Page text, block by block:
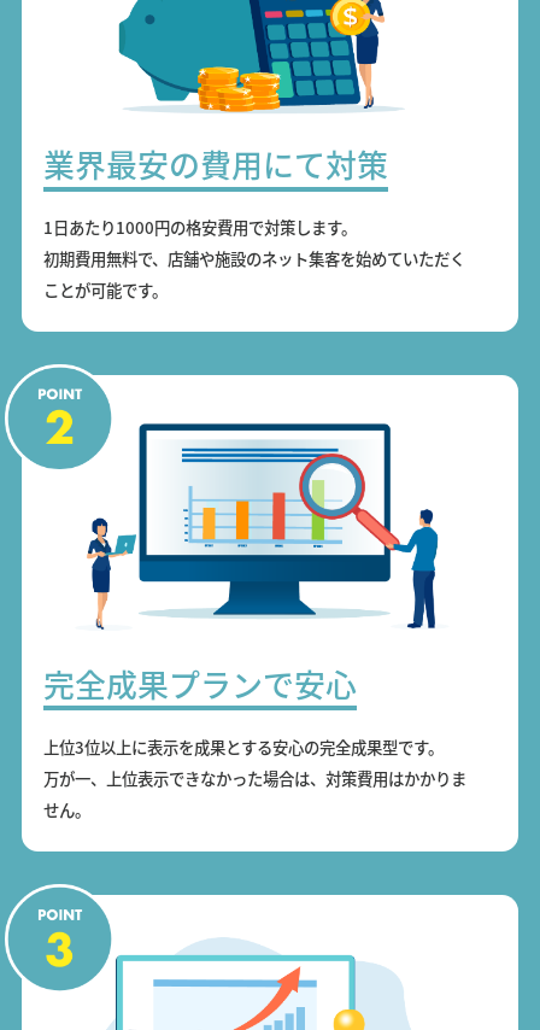
業界最安の費用にて対策
1日あたり1000円の格安費用で対策します。
初期費用無料で、店舗や施設のネット集客を始めていただく
ことが可能です。
完全成果プランで安心
上位3位以上に表示を成果とする安心の完全成果型です。
万が一、上位表示できなかった場合は、対策費用はかかりま
せん。